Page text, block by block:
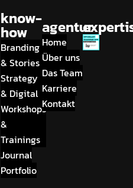
know-
how
Branding
& Stories
Strategy
& Digital
Workshops
&
Trainings
Journal
Portfolio
agentur
Home
Über uns
Das Team
Karriere
Kontakt